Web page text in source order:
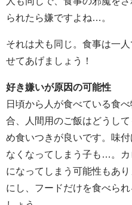
られたら嫌ですよね…。
それは犬も同じ。食事は一
せてあげましょう！
好き嫌いが原因の可能性
日頃から人が食べている食
合、人間用のご飯はどうし
め食いつきが良いです。味
なくなってしまう子も…。
になってしまう可能性もあ
にし、フードだけを食べら